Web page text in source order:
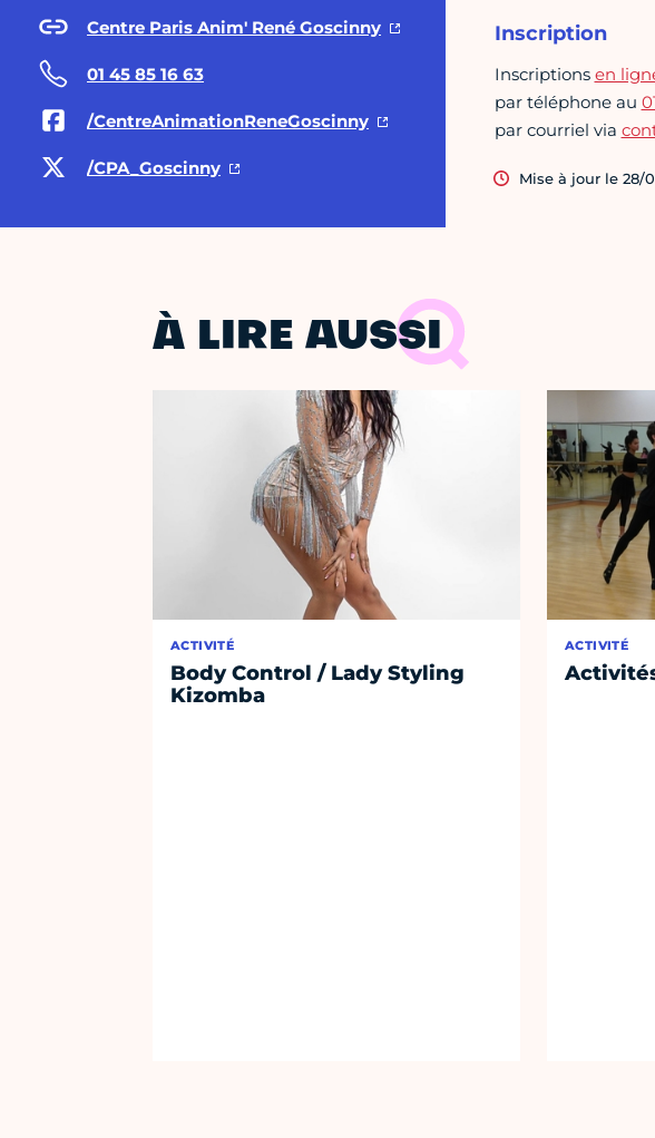
Centre Paris Anim' René Goscinny
01 45 85 16 63
/CentreAnimationReneGoscinny
/CPA_Goscinny
Inscription
Inscriptions en
par téléphone au
par courriel via
Mise à jour le 28/
À LIRE AUSSI
ACTIVITÉ
Body Control / Lady Styling
Kizomba
ACTIVITÉ